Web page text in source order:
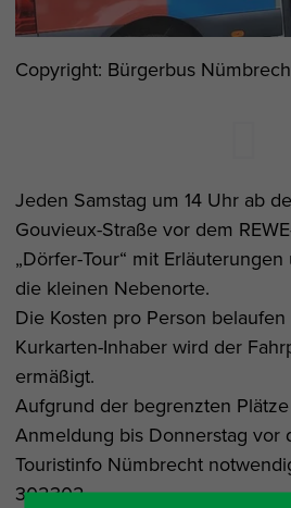
Copyright: Bürgerbus
Jeden Samstag um 14 Uhr ab
Gouvieux-Straße vor dem
„Dörfer-Tour“ mit
die kleinen Nebenorte.
Die Kosten pro Person
Kurkarten-Inhaber wird der
ermäßigt.
Aufgrund der begrenzten
Anmeldung bis Donnerstag vor
Touristinfo Nümbrecht
302302